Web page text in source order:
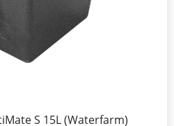
S 15L (Waterfarm)